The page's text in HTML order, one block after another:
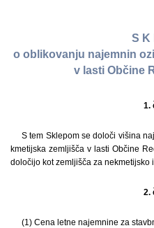
S K
o oblikovanju najemnin
v lasti Občine
1.
S tem Sklepom se določi višina
kmetijska zemljišča v lasti Občine
določijo kot zemljišča za nekmetijsko
2.
(1) Cena letne najemnine za